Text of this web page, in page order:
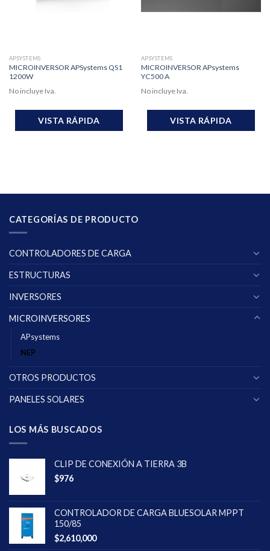
APSYSTEMS
MICROINVERSOR APSystems QS1
1200W
No incluye Iva.
VISTA RÁPIDA
APSYSTEMS
MICROINVERSOR APsystems
YC500 A
No incluye Iva.
VISTA RÁPIDA
CATEGORÍAS DE PRODUCTO
CONTROLADORES DE CARGA
ESTRUCTURAS
INVERSORES
MICROINVERSORES
APsystems
NEP
OTROS PRODUCTOS
PANELES SOLARES
LOS MÁS BUSCADOS
CLIP DE CONEXIÓN A TIERRA 3B
$976
CONTROLADOR DE CARGA BLUESOLAR MPPT
150/85
$2,610,000